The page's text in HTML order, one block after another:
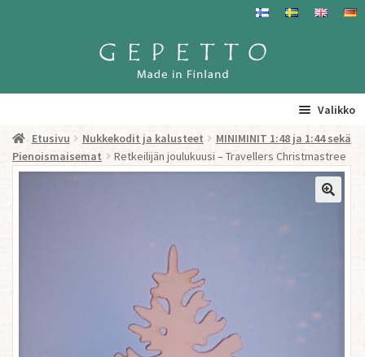
Siirry
Siirry
Valikko
Etusivu
Etusivu Nukkekodit ja kalusteet
MINIMINIT 1:48 ja 1:44 sekä
Pienoismaisemat
Retkeilijän joulukuusi – Travellers Christmastree